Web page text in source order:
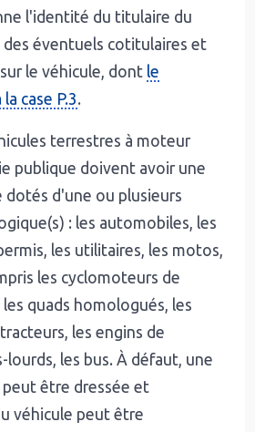
l'identité du titulaire du
éventuels cotitulaires et
le véhicule, dont le
case P.3.
terrestres à moteur
publique doivent avoir une
dotés d'une ou plusieurs
: les automobiles, les
les utilitaires, les motos,
les cyclomoteurs de
quads homologués, les
les engins de
lourds, les bus. À défaut, une
peut être dressée et
véhicule peut être